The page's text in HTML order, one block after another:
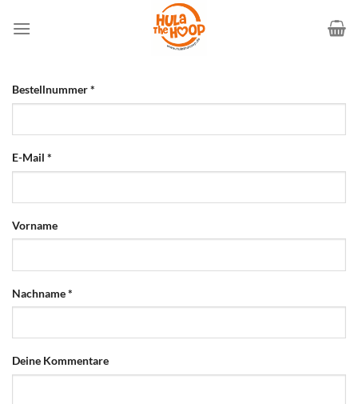
Inhalt
Bestellnummer*
E-Mail *
Vorname
Nachname*
Page URI *erforderlich
Deine Kommentare